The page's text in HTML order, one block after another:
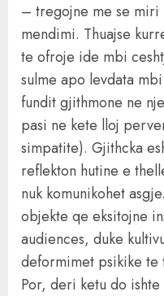
– tregojne me se miri
mendimi. Thuajse
te ofroje ide mbi
sulme apo levdata
fundit gjithmone ne
pasi ne kete lloj
simpatite). Gjithcka
reflekton hutine e
nuk komunikohet
objekte qe eksitojne
audiences, duke
deformimet psikike te
Por, deri ketu do